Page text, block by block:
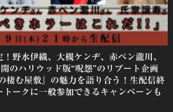
野⽔伊織、⼤槻ケンヂ、⾚ペン瀧川、
のハリウッド版“呪怨”のリブート企画
棲む屋敷』の魅力を語り合う！生配信終
ークに⼀般参加できるキャンペーンも